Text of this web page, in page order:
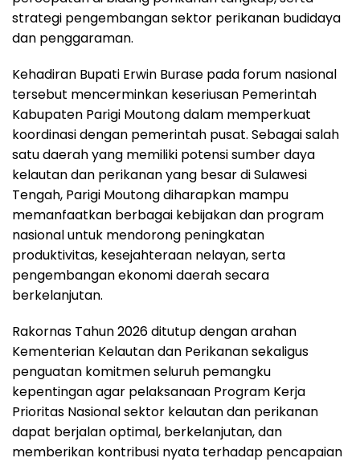
strategi pengembangan sektor perikanan budidaya
dan penggaraman.
Kehadiran Bupati Erwin Burase pada forum nasional
tersebut mencerminkan keseriusan Pemerintah
Kabupaten Parigi Moutong dalam memperkuat
koordinasi dengan pemerintah pusat. Sebagai salah
satu daerah yang memiliki potensi sumber daya
kelautan dan perikanan yang besar di Sulawesi
Tengah, Parigi Moutong diharapkan mampu
memanfaatkan berbagai kebijakan dan program
nasional untuk mendorong peningkatan
produktivitas, kesejahteraan nelayan, serta
pengembangan ekonomi daerah secara
berkelanjutan.
Rakornas Tahun 2026 ditutup dengan arahan
Kementerian Kelautan dan Perikanan sekaligus
penguatan komitmen seluruh pemangku
kepentingan agar pelaksanaan Program Kerja
Prioritas Nasional sektor kelautan dan perikanan
dapat berjalan optimal, berkelanjutan, dan
memberikan kontribusi nyata terhadap pencapaian